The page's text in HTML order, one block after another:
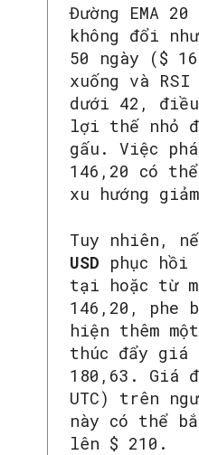
Đường EMA
không đổi
50 ngày ($
xuống và RSI
dưới 42,
lợi thế nhỏ
gấu. Việc
146,20 có
xu hướng
Tuy nhiên,
USD phục hồi
tại hoặc từ
146,20, phe
hiện thêm
thúc đẩy
180,63. Giá
UTC) trên
này có thể
lên $ 210.